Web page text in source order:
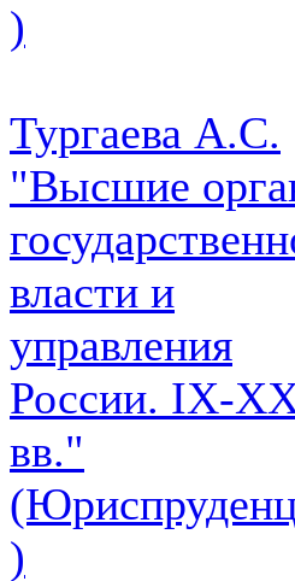
)
Тургаева А.С.
"Высшие
власти и
управления
России. IХ-
вв."
)